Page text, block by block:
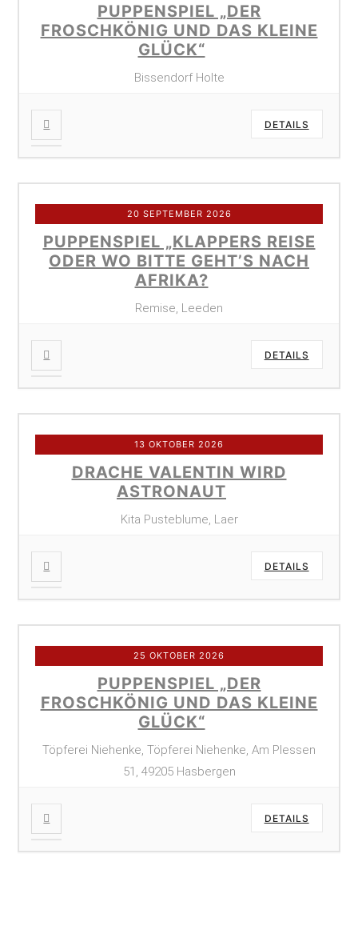
PUPPENSPIEL „DER
FROSCHKÖNIG UND DAS KLEINE
GLÜCK“
Bissendorf Holte
DETAILS
20 SEPTEMBER 2026
PUPPENSPIEL „KLAPPERS REISE
ODER WO BITTE GEHT’S NACH
AFRIKA?
Remise, Leeden
DETAILS
13 OKTOBER 2026
DRACHE VALENTIN WIRD
ASTRONAUT
Kita Pusteblume, Laer
DETAILS
25 OKTOBER 2026
PUPPENSPIEL „DER
FROSCHKÖNIG UND DAS KLEINE
GLÜCK“
Töpferei Niehenke, Töpferei Niehenke, Am Plessen
51, 49205 Hasbergen
DETAILS